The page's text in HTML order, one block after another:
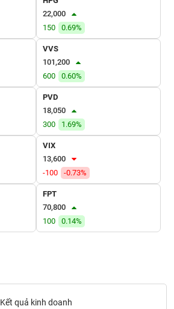
22,000
150
0.69%
VVS
101,200
600
0.60%
PVD
18,050
300
1.69%
VIX
13,600
-100
-0.73%
FPT
70,800
100
0.14%
Kết quả kinh doanh